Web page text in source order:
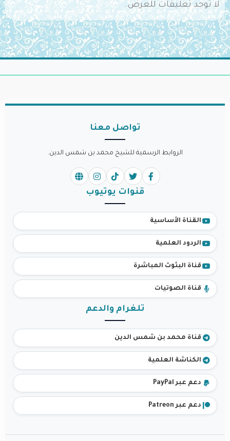
لا توجد تعليقات للعرض.
تواصل معنا
الروابط الرسمية للشيخ محمد بن شمس الدين.
قنوات يوتيوب
القناة الأساسية
الردود العلمية
قناة البثوث المباشرة
قناة الصوتيات
تلغرام والدعم
قناة محمد بن شمس الدين
الكناشة العلمية
دعم عبر PayPal
دعم عبر Patreon